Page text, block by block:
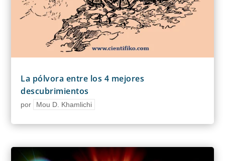
La pólvora entre los 4 mejores
descubrimientos
por Mou D. Khamlichi